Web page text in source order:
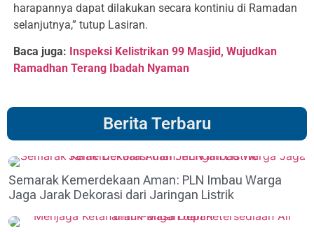
harapannya dapat dilakukan secara kontiniu di Ramadan
selanjutnya,” tutup Lasiran.
Baca juga: Inspeksi Kelistrikan 99 Masjid, Wujudkan
Ramadhan Terang Ibadah Nyaman
Berita Terbaru
Semarak Kemerdekaan Aman: PLN Imbau Warga
Jaga Jarak Dekorasi dari Jaringan Listrik